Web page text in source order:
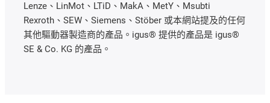
Lenze、LinMot、LTiD、MakA、MetY、Msubti
Rexroth、SEW、Siemens、Stöber 或本網站提及的任何
其他驅動器製造商的產品。igus® 提供的產品是 igus®
SE & Co. KG 的產品。